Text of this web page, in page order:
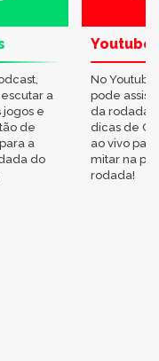
a
jogos e
de
a
do
Youtube
No
pode
da rodada,
dicas de
ao vivo
mitar na
rodada!